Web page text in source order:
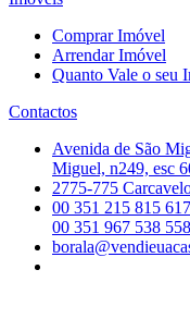
Comprar Imóvel
Arrendar Imóvel
Quanto Vale o seu
Contactos
Avenida de São
Miguel, n249, esc
2775-775
00 351 215 815
00 351 967 538